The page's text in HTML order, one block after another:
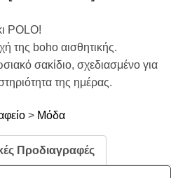
POLO!
της boho αισθητικής.
σακίδιο, σχεδιασμένο για
της ημέρας.
> Μόδα
Προδιαγραφές